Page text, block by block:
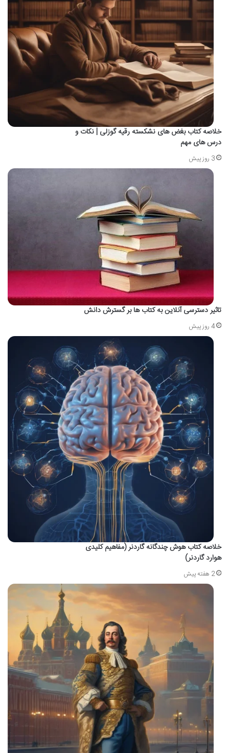
خلاصه کتاب بغض های نشکسته رقیه گوزلی | نکات و
درس های مهم
3 روز پیش
تاثیر دسترسی آنلاین به کتاب ها بر گسترش دانش
4 روز پیش
خلاصه کتاب هوش چندگانه گاردنر (مفاهیم کلیدی
هوارد گاردنر)
2 هفته پیش